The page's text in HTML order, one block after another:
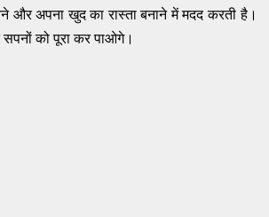
और अपना खुद का रास्ता बनाने में मदद करती है।
को पूरा कर पाओगे।